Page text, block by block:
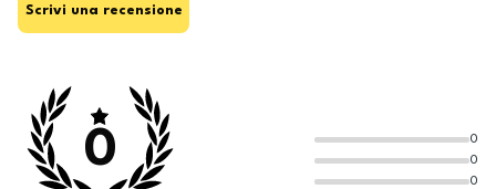
Scrivi una recensione
0
0
0
0